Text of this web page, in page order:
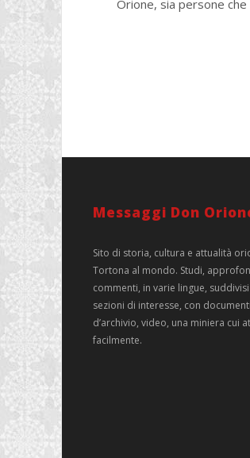
Orione, sia persone
Messaggi Don
Sito di storia, cultura e attualità
Tortona al mondo. Studi,
commenti, in varie lingue,
sezioni di interesse, con
d’archivio, video, una miniera cui
facilmente.